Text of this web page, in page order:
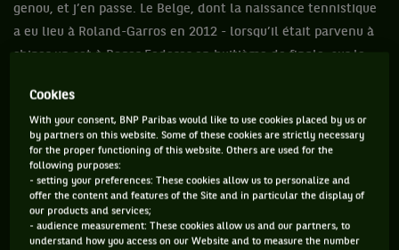
genou, et j’en passe. Le Belge, dont la naissance tennistique
a eu lieu à Roland-Garros en 2012 - lorsqu’il était parvenu à
chiper un set à Roger Federer en huitième de finale, sur le
loser » - a passé quelques années de galère, mais commence
à voir le bout du tunnel. En 2019, il terminait la saison avec
36 victoires et 27 défaites. Le cumul des victoires/défaites
des deux saisons suivantes (2020 et 2021) a été de 26
victoires et autant de défaites (12v-11d en 2020, 14v-15d en
2021).
Cookies
With your consent, BNP Paribas would like to use cookies placed by us or
by partners on this website. Some of these cookies are strictly necessary
for the proper functioning of this website. Others are used for the
following purposes:
- setting your preferences: These cookies allow us to personalize and
offer the content and features of the Site and in particular the display of
our products and services;
- audience measurement: These cookies allow us and our partners, to
understand how you access on our Website and to measure the number